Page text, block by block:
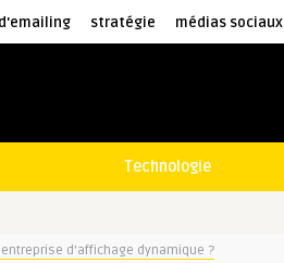
stratégie médias sociaux
Technologie
d’affichage dynamique ?